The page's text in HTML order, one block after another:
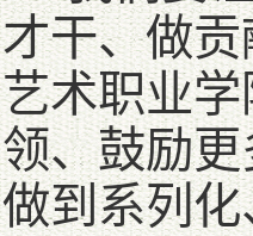
才干、做
艺术职业
领、鼓励
做到系列